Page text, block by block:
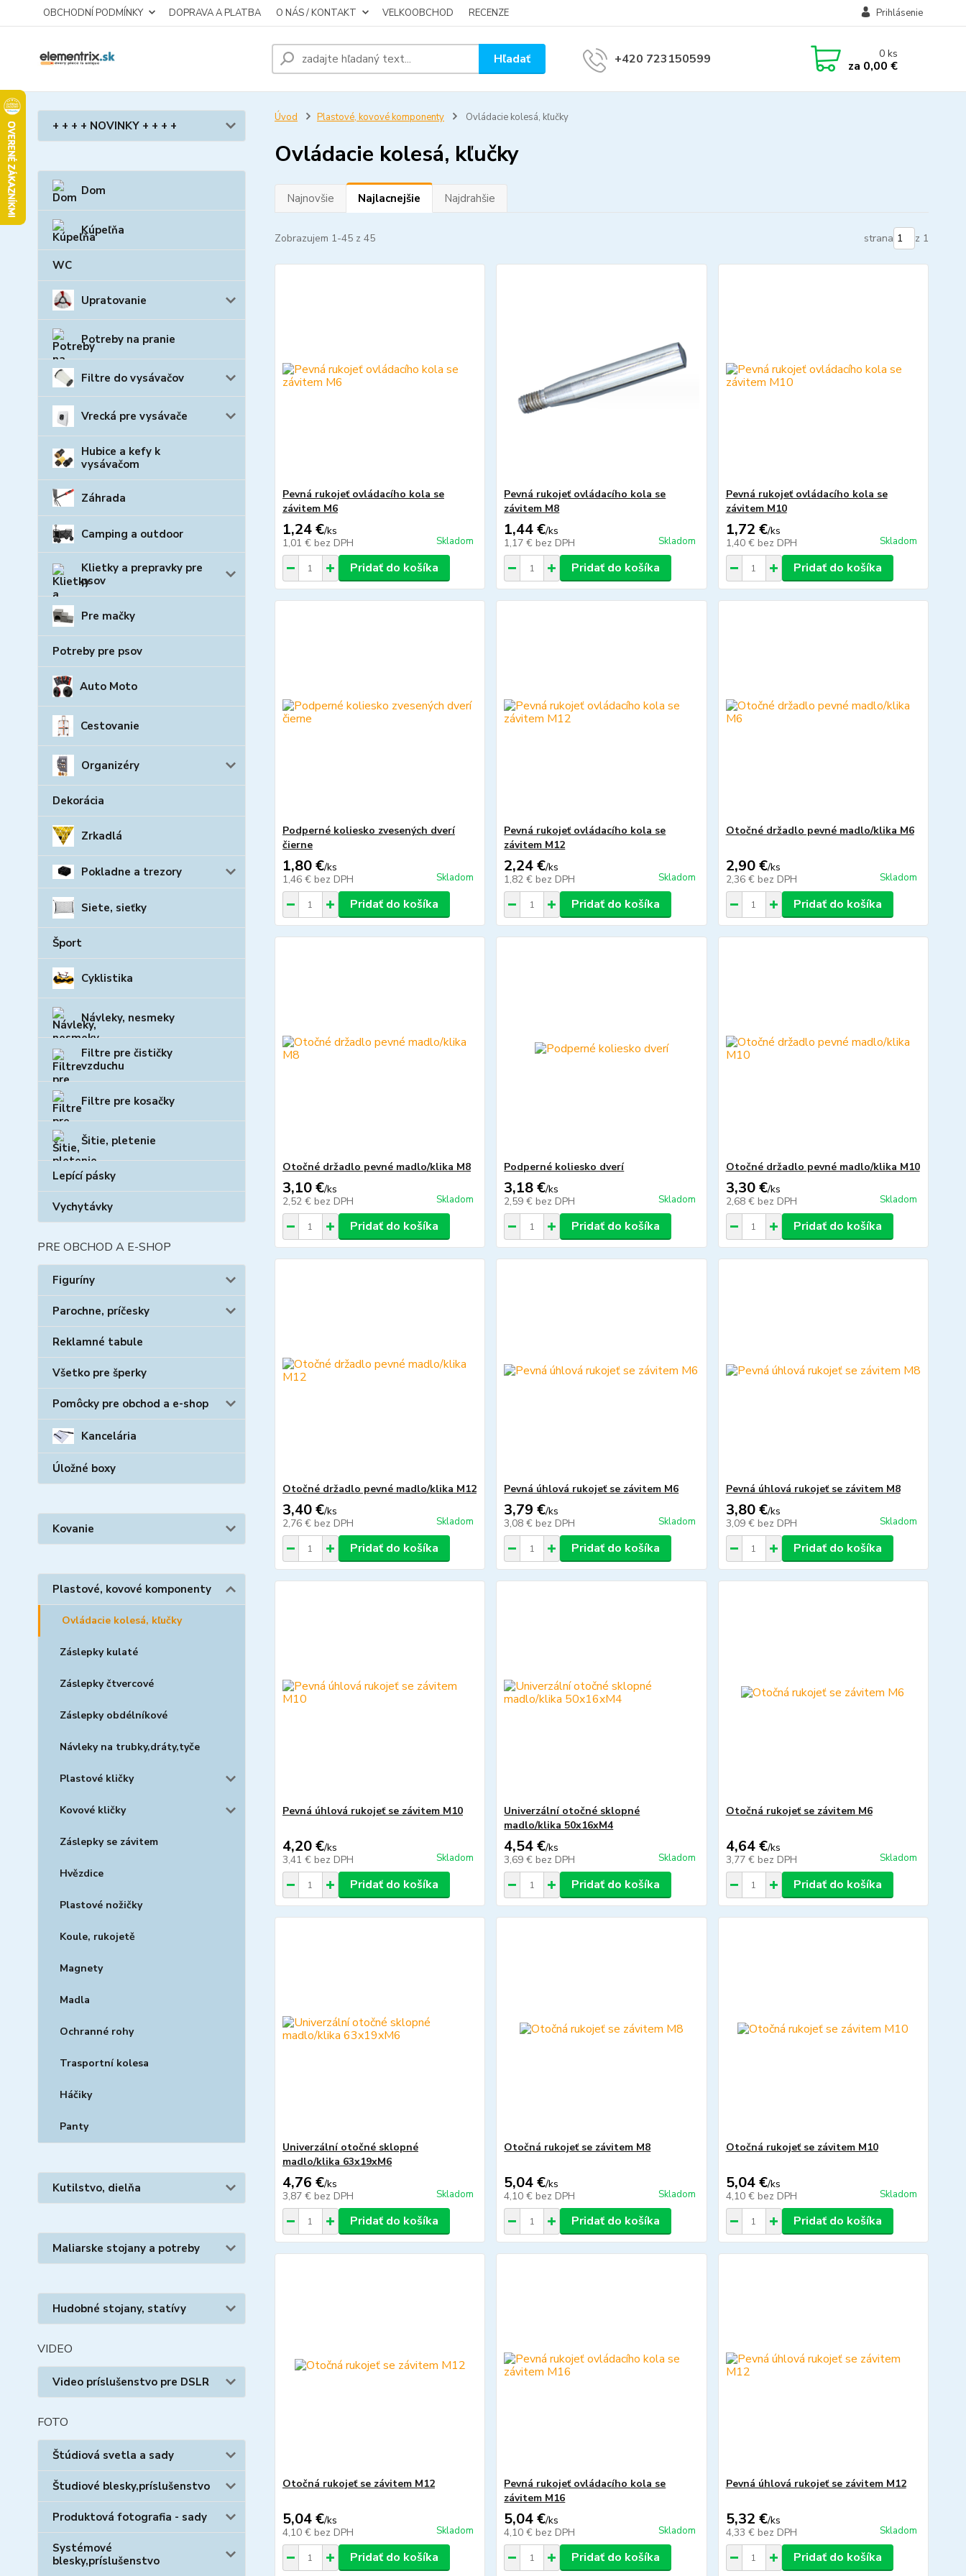
OBCHODNÍ PODMÍNKY DOPRAVA A PLATBA O NÁS / KONTAKT VELKOOBCHOD RECENZE Prihlásenie
Hľadať +420 723150599 0ks
za 0,00 €
+ + + + NOVINKY + + + +
Dom
Kúpeľňa
WC
Upratovanie
Potreby na pranie
Filtre do vysávačov
Vrecká pre vysávače
Hubice a kefy k
vysávačom
Záhrada
Camping a outdoor
Klietky a prepravky pre
psov
Pre mačky
Potreby pre psov
Auto Moto
Cestovanie
Organizéry
Dekorácia
Zrkadlá
Pokladne a trezory
Siete, sieťky
Šport
Cyklistika
Návleky, nesmeky
Filtre pre čističky
vzduchu
Filtre pre kosačky
Šitie, pletenie
Lepící pásky
Vychytávky
PRE OBCHOD A E-SHOP
Figuríny
Parochne, príčesky
Reklamné tabule
Všetko pre šperky
Pomôcky pre obchod a e-shop
Kancelária
Úložné boxy
Kovanie
Plastové, kovové komponenty
Ovládacie kolesá, kľučky
Záslepky kulaté
Záslepky čtvercové
Záslepky obdélníkové
Návleky na trubky,dráty,tyče
Plastové kličky
Kovové kličky
Záslepky se závitem
Hvězdice
Plastové nožičky
Koule, rukojetě
Magnety
Madla
Ochranné rohy
Trasportní kolesa
Háčiky
Panty
Kutilstvo, dielňa
Maliarske stojany a potreby
Hudobné stojany, statívy
VIDEO
Video príslušenstvo pre DSLR
FOTO
Štúdiová svetla a sady
Študiové blesky,príslušenstvo
Produktová fotografia - sady
Systémové
blesky,príslušenstvo
Úvod Plastové, kovové komponenty Ovládacie kolesá, kľučky
Ovládacie kolesá, kľučky
Najnovšie Najlacnejšie Najdrahšie
Zobrazujem 1-45 z 45 strana z 1
Pevná rukojeť ovládacího kola se
závitem M6
1,24 €/ks
1,01 € bez DPH Skladom
Pridať do košíka
Pevná rukojeť ovládacího kola se
závitem M8
1,44 €/ks
1,17 € bez DPH Skladom
Pridať do košíka
Pevná rukojeť ovládacího kola se
závitem M10
1,72 €/ks
1,40 € bez DPH Skladom
Pridať do košíka
Podperné koliesko zvesených dverí
čierne
1,80 €/ks
1,46 € bez DPH Skladom
Pridať do košíka
Pevná rukojeť ovládacího kola se
závitem M12
2,24 €/ks
1,82 € bez DPH Skladom
Pridať do košíka
Otočné držadlo pevné madlo/klika M6
2,90 €/ks
2,36 € bez DPH Skladom
Pridať do košíka
Otočné držadlo pevné madlo/klika M8
3,10 €/ks
2,52 € bez DPH Skladom
Pridať do košíka
Podperné koliesko dverí
3,18 €/ks
2,59 € bez DPH Skladom
Pridať do košíka
Otočné držadlo pevné madlo/klika M10
3,30 €/ks
2,68 € bez DPH Skladom
Pridať do košíka
Otočné držadlo pevné madlo/klika M12
3,40 €/ks
2,76 € bez DPH Skladom
Pridať do košíka
Pevná úhlová rukojeť se závitem M6
3,79 €/ks
3,08 € bez DPH Skladom
Pridať do košíka
Pevná úhlová rukojeť se závitem M8
3,80 €/ks
3,09 € bez DPH Skladom
Pridať do košíka
Pevná úhlová rukojeť se závitem M10
4,20 €/ks
3,41 € bez DPH Skladom
Pridať do košíka
Univerzální otočné sklopné
madlo/klika 50x16xM4
4,54 €/ks
3,69 € bez DPH Skladom
Pridať do košíka
Otočná rukojeť se závitem M6
4,64 €/ks
3,77 € bez DPH Skladom
Pridať do košíka
Univerzální otočné sklopné
madlo/klika 63x19xM6
4,76 €/ks
3,87 € bez DPH Skladom
Pridať do košíka
Otočná rukojeť se závitem M8
5,04 €/ks
4,10 € bez DPH Skladom
Pridať do košíka
Otočná rukojeť se závitem M10
5,04 €/ks
4,10 € bez DPH Skladom
Pridať do košíka
Otočná rukojeť se závitem M12
5,04 €/ks
4,10 € bez DPH Skladom
Pridať do košíka
Pevná rukojeť ovládacího kola se
závitem M16
5,04 €/ks
4,10 € bez DPH Skladom
Pridať do košíka
Pevná úhlová rukojeť se závitem M12
5,32 €/ks
4,33 € bez DPH Skladom
Pridať do košíka